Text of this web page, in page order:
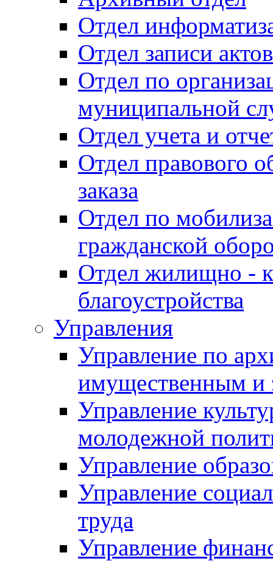
Отдел
Отдел записи
Отдел по
муниципальной
Отдел учета и
Отдел правового
заказа
Отдел по
гражданской
Отдел жилищно -
благоустройства
Управления
Управление по
имущественным и
Управление
молодежной
Управление
Управление
труда
Управление